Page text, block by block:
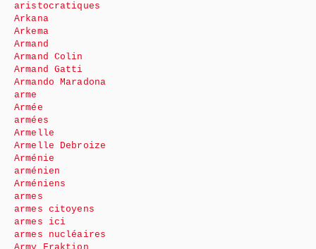
aristocratiques
Arkana
Arkema
Armand
Armand Colin
Armand Gatti
Armando Maradona
arme
Armée
armées
Armelle
Armelle Debroize
Arménie
arménien
Arméniens
armes
armes citoyens
armes ici
armes nucléaires